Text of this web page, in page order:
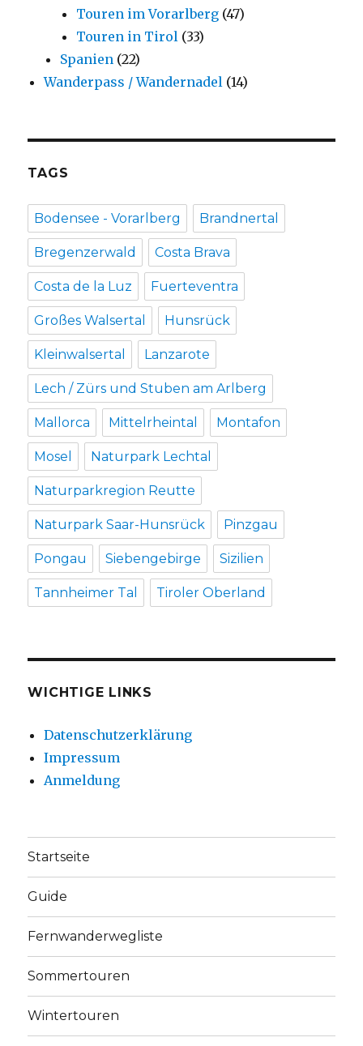
Touren im Vorarlberg (47)
Touren in Tirol (33)
Spanien (22)
Wanderpass / Wandernadel (14)
TAGS
Bodensee - Vorarlberg Brandnertal
Bregenzerwald Costa Brava
Costa de la Luz Fuerteventra
Großes Walsertal Hunsrück
Kleinwalsertal Lanzarote
Lech / Zürs und Stuben am Arlberg
Mallorca Mittelrheintal Montafon
Mosel Naturpark Lechtal
Naturparkregion Reutte
Naturpark Saar-Hunsrück Pinzgau
Pongau Siebengebirge Sizilien
Tannheimer Tal Tiroler Oberland
WICHTIGE LINKS
Datenschutzerklärung
Impressum
Anmeldung
Startseite
Guide
Fernwanderwegliste
Sommertouren
Wintertouren